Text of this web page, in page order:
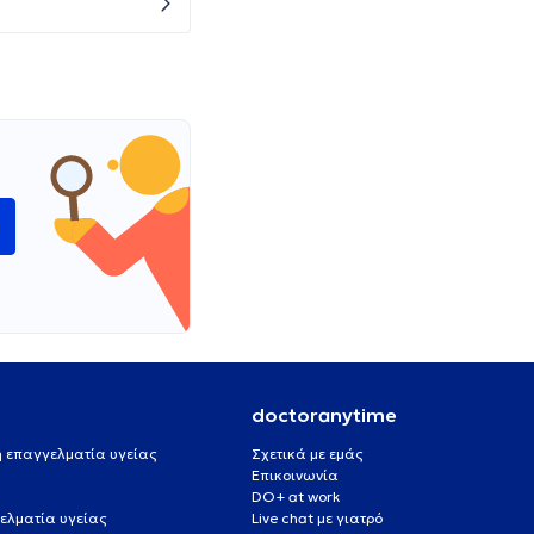
επαγγελματία υγείας
υγείας
doctoranytime
Σχετικά με εμάς
Επικοινωνία
DO+ at work
Live chat με γιατρό